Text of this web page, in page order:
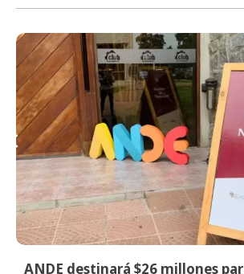
ANDE destinará $26 millones